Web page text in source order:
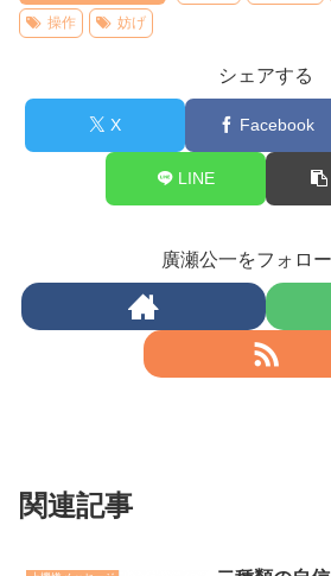
操作
妨げ
シェアする
X Facebook
LINE
廣瀬公一をフォロ
関連記事